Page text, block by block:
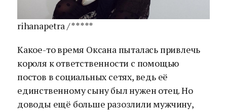
rihanapetra / *****
Какое-то время Оксана пыталась привлечь
короля к ответственности с помощью
постов в социальных сетях, ведь её
единственному сыну был нужен отец. Но
доводы ещё больше разозлили мужчину,